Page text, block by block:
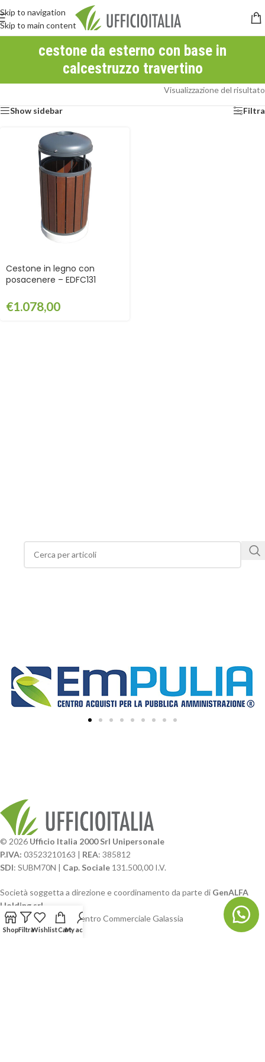
Skip to navigation
Skip to main content
cestone da esterno con base in
calcestruzzo travertino
Visualizzazione del risultato
Show sidebar Filtra
Cestone in legno con
posacenere – EDFC131
€1.078,00
© 2026 Ufficio Italia 2000 Srl Unipersonale
P.IVA: 03523210163 | REA: 385812
SDI: SUBM70N | Cap. Sociale 131.500,00 I.V.
Società soggetta a direzione e coordinamento da parte di GenALFA
Holding srl
Via A. Ponti n. 4 – Centro Commerciale Galassia
24126 Bergamo
ShopFiltraWishlistCartMy account